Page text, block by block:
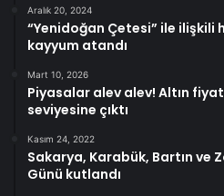
Aralık 20, 2024
“Yenidoğan Çetesi” ile ilişkili
kayyum atandı
Mart 10, 2026
Piyasalar alev alev! Altın
seviyesine çıktı
Kasım 24, 2022
Sakarya, Karabük, Bartın ve
Günü kutlandı